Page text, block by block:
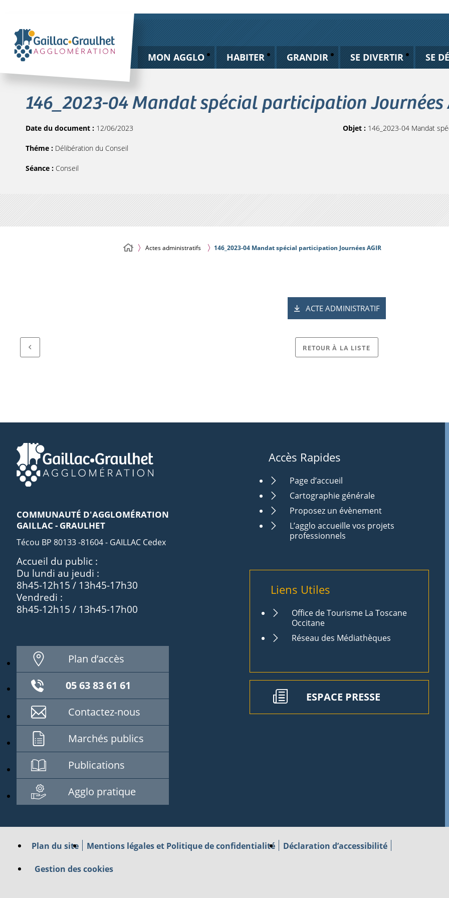
MON AGGLO HABITER GRANDIR SE DIVERTIR SE
146_2023-04 Mandat spécial participation Journées
Date du document : 12/06/2023
Théme : Délibération du Conseil
Séance : Conseil
Objet : 146_2023-04 Mandat
Actes administratifs 146_2023-04 Mandat spécial participation Journées AGIR
ACTE ADMINISTRATIF
RETOUR À LA LISTE
COMMUNAUTÉ D'AGGLOMÉRATION
GAILLAC - GRAULHET
Técou BP 80133 -81604 - GAILLAC Cedex
Accueil du public :
Du lundi au jeudi :
8h45-12h15 / 13h45-17h30
Vendredi :
8h45-12h15 / 13h45-17h00
Plan d’accès
05 63 83 61 61
Contactez-nous
Marchés publics
Publications
Agglo pratique
Accès Rapides
Page d’accueil
Cartographie générale
Proposez un évènement
L’agglo accueille vos projets
professionnels
Liens Utiles
Office de Tourisme La Toscane
Occitane
Réseau des Médiathèques
ESPACE PRESSE
Plan du site Mentions légales et Politique de confidentialité Déclaration d’accessibilité
Gestion des cookies